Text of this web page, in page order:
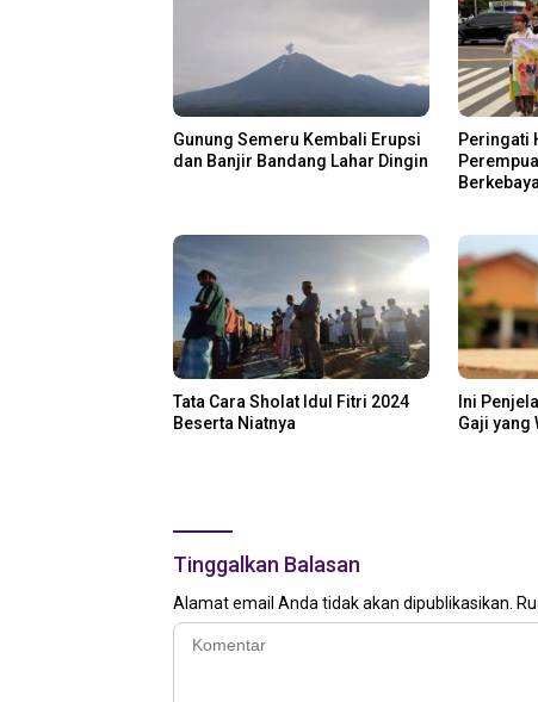
Gunung Semeru Kembali Erupsi
dan Banjir Bandang Lahar Dingin
Peringati
Tata Cara Sholat Idul Fitri 2024
Beserta Niatnya
Ini
Gaji yang
Tinggalkan Balasan
Alamat email Anda tidak akan dipublikasikan.